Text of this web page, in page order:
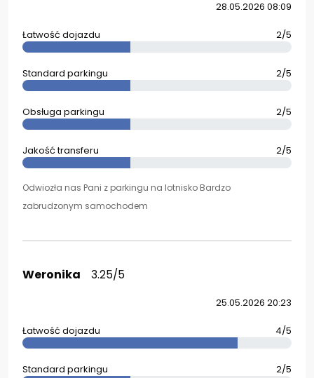
28.05.2026 08:09
Łatwość dojazdu 2/5
Standard parkingu 2/5
Obsługa parkingu 2/5
Jakość transferu 2/5
Odwiozła nas Pani z parkingu na lotnisko Bardzo
zabrudzonym samochodem
Weronika 3.25/5
25.05.2026 20:23
Łatwość dojazdu 4/5
Standard parkingu 2/5